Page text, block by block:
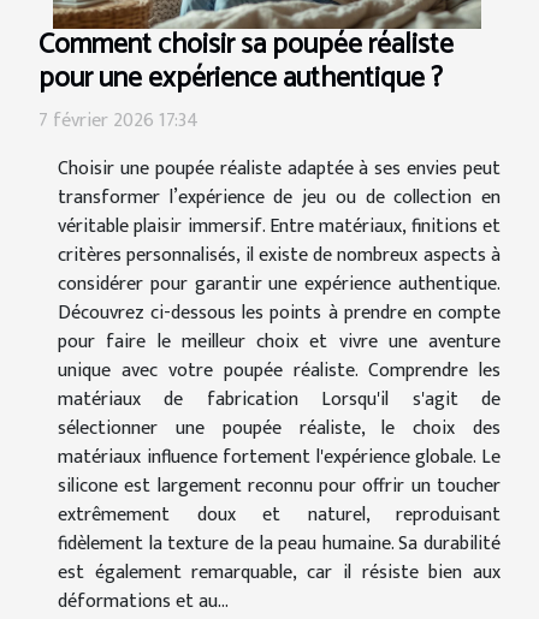
Comment choisir sa poupée réaliste
pour une expérience authentique ?
7 février 2026 17:34
Choisir une poupée réaliste adaptée à ses envies peut
transformer l’expérience de jeu ou de collection en
véritable plaisir immersif. Entre matériaux, finitions et
critères personnalisés, il existe de nombreux aspects à
considérer pour garantir une expérience authentique.
Découvrez ci-dessous les points à prendre en compte
pour faire le meilleur choix et vivre une aventure
unique avec votre poupée réaliste. Comprendre les
matériaux de fabrication Lorsqu'il s'agit de
sélectionner une poupée réaliste, le choix des
matériaux influence fortement l'expérience globale. Le
silicone est largement reconnu pour offrir un toucher
extrêmement doux et naturel, reproduisant
fidèlement la texture de la peau humaine. Sa durabilité
est également remarquable, car il résiste bien aux
déformations et au...